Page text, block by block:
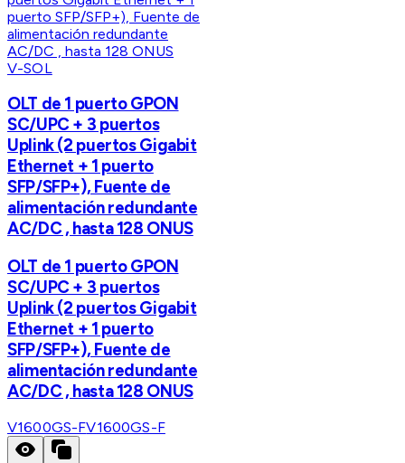
V-SOL
OLT de 1 puerto GPON
SC/UPC + 3 puertos
Uplink (2 puertos Gigabit
Ethernet + 1 puerto
SFP/SFP+), Fuente de
alimentación redundante
AC/DC , hasta 128 ONUS
OLT de 1 puerto GPON
SC/UPC + 3 puertos
Uplink (2 puertos Gigabit
Ethernet + 1 puerto
SFP/SFP+), Fuente de
alimentación redundante
AC/DC , hasta 128 ONUS
V1600GS-FV1600GS-F